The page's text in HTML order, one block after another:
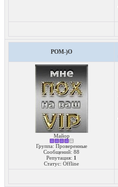
POM-)O
Майор
Группа: Проверенные
Сообщений: 88
Репутация: 1
Статус: Offline